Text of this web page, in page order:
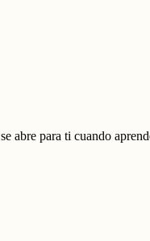
abre para ti cuando